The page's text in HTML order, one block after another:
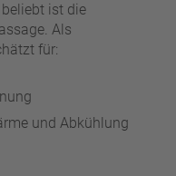
ist die
Als
für:
und Abkühlung